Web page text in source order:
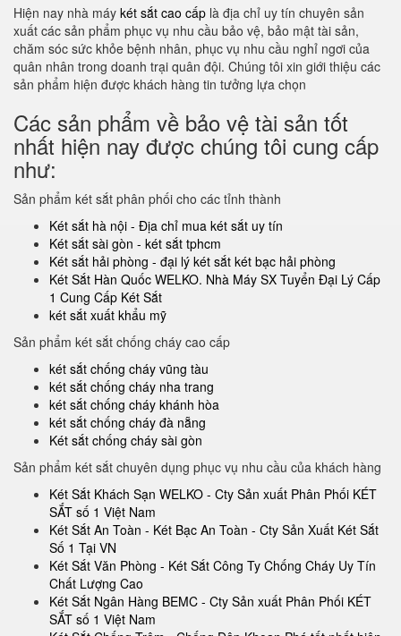
Hiện nay nhà máy két sắt cao cấp là địa chỉ uy tín chuyên sản
xuất các sản phẩm phục vụ nhu cầu bảo vệ, bảo mật tài sản,
chăm sóc sức khỏe bệnh nhân, phục vụ nhu cầu nghỉ ngơi của
quân nhân trong doanh trại quân đội. Chúng tôi xin giới thiệu các
sản phẩm hiện được khách hàng tin tưởng lựa chọn
Các sản phẩm về bảo vệ tài sản tốt
nhất hiện nay được chúng tôi cung cấp
như:
Sản phẩm két sắt phân phối cho các tỉnh thành
Két sắt hà nội - Địa chỉ mua két sắt uy tín
Két sắt sài gòn - két sắt tphcm
Két sắt hải phòng - đại lý két sắt két bạc hải phòng
Két Sắt Hàn Quốc WELKO. Nhà Máy SX Tuyển Đại Lý Cấp
1 Cung Cấp Két Sắt
két sắt xuất khẩu mỹ
Sản phẩm két sắt chống cháy cao cấp
két sắt chống cháy vũng tàu
két sắt chống cháy nha trang
két sắt chống cháy khánh hòa
két sắt chống cháy đà nẵng
Két sắt chống cháy sài gòn
Sản phẩm két sắt chuyên dụng phục vụ nhu cầu của khách hàng
Két Sắt Khách Sạn WELKO - Cty Sản xuất Phân Phối KÉT
SẮT số 1 Việt Nam
Két Sắt An Toàn - Két Bạc An Toàn - Cty Sản Xuất Két Sắt
Số 1 Tại VN
Két Sắt Văn Phòng - Két Sắt Công Ty Chống Cháy Uy Tín
Chất Lượng Cao
Két Sắt Ngân Hàng BEMC - Cty Sản xuất Phân Phối KÉT
SẮT số 1 Việt Nam